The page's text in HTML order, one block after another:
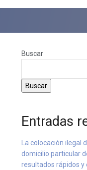
Buscar
Buscar
Entradas
La colocación ilegal
domicilio particular
resultados rápidos y